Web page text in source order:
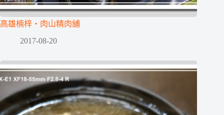
高雄楠梓‧肉山精肉舖
2017-08-20